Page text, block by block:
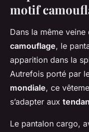
motif
Dans la même
camouflage, le
apparition dans la
Autrefois porté par
mondiale, ce
s’adapter aux
Le pantalon cargo,